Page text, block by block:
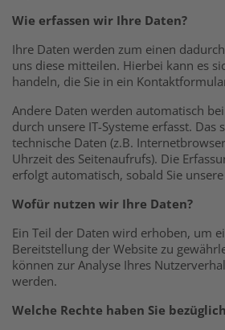
Wie erfassen wir Ihre Daten?
Ihre Daten werden zum einen
uns diese mitteilen. Hierbei kann es
handeln, die Sie in ein
Andere Daten werden automatisch
durch unsere IT-Systeme erfasst. Das
technische Daten (z.B.
Uhrzeit des Seitenaufrufs). Die
erfolgt automatisch, sobald Sie
Wofür nutzen wir Ihre Daten?
Ein Teil der Daten wird erhoben, um
Bereitstellung der Website zu
können zur Analyse Ihres
werden.
Welche Rechte haben Sie